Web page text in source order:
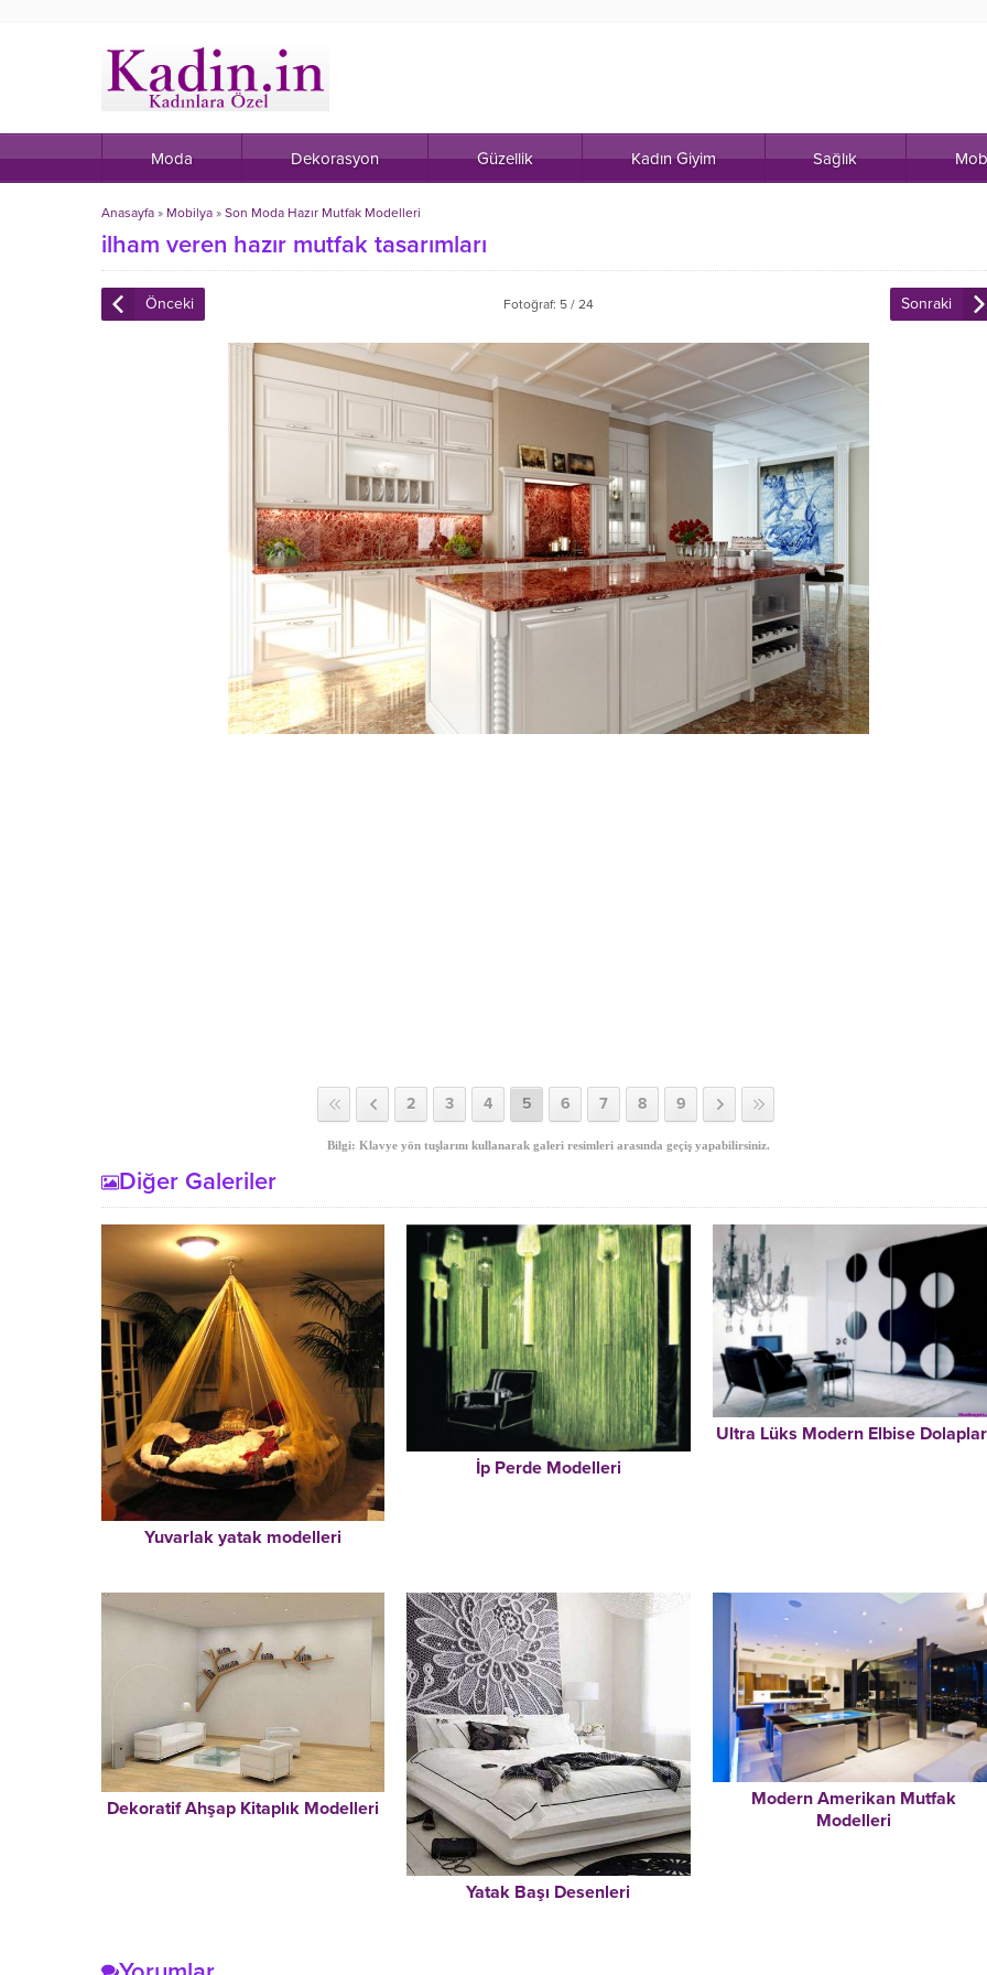
Moda Dekorasyon Güzellik Kadın Giyim Sağlık
Anasayfa » Mobilya » Son Moda Hazır Mutfak Modelleri
ilham veren hazır mutfak tasarımları
Önceki Fotoğraf: 5 / 24 Sonraki
2 3 4 5 6 7 8 9
Bilgi: Klavye yön tuşlarını kullanarak galeri resimleri arasında geçiş yapabilirsiniz.
Diğer Galeriler
Yuvarlak yatak modelleri
İp Perde Modelleri
Ultra Lüks Modern Elbise
Dekoratif Ahşap Kitaplık Modelleri
Yatak Başı Desenleri
Modern Amerikan Mutfak
Modelleri